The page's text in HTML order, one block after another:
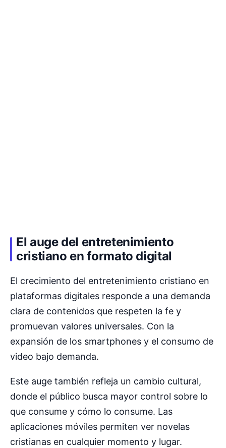
El auge del entretenimiento
cristiano en formato digital
El crecimiento del entretenimiento cristiano en
plataformas digitales responde a una demanda
clara de contenidos que respeten la fe y
promuevan valores universales. Con la
expansión de los smartphones y el consumo de
video bajo demanda.
Este auge también refleja un cambio cultural,
donde el público busca mayor control sobre lo
que consume y cómo lo consume. Las
aplicaciones móviles permiten ver novelas
cristianas en cualquier momento y lugar.